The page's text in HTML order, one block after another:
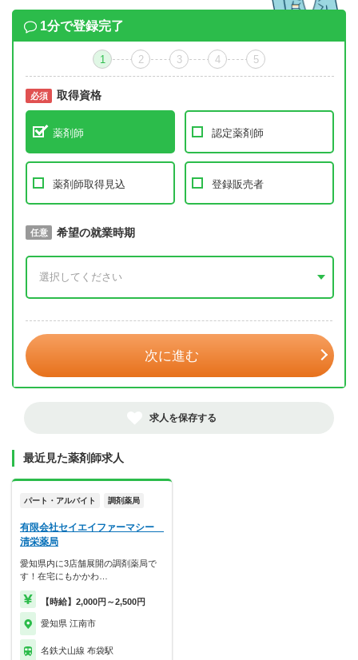
1分で登録完了
1 2 3 4 5
必須 取得資格
薬剤師 認定薬剤師
薬剤師取得見込 登録販売者
必須 取得予定年
任意 希望の就業時期
次に進む
求人を保存する
最近見た薬剤師求人
パート・アルバイト 調剤薬局
有限会社セイエイファーマシー
清栄薬局
愛知県内に3店舗展開の調剤薬局で
す！在宅にもかかわ…
【時給】2,000円～2,500円
愛知県 江南市
名鉄犬山線 布袋駅